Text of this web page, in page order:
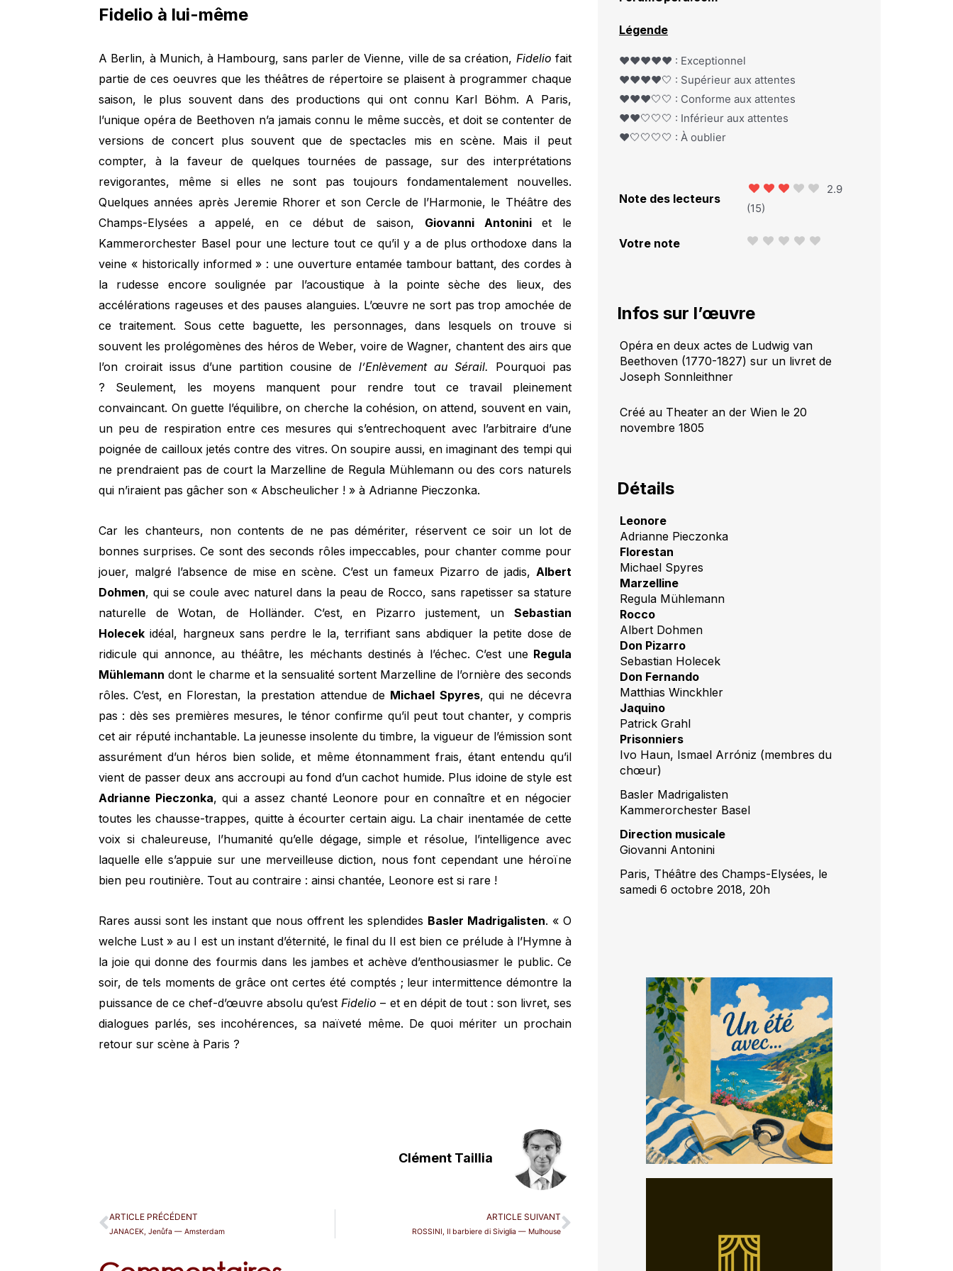
Fidelio à lui-même
A Berlin, à Munich, à Hambourg, sans parler de Vienne, ville de sa création, Fidelio fait
partie de ces oeuvres que les théâtres de répertoire se plaisent à programmer chaque
saison, le plus souvent dans des productions qui ont connu Karl Böhm. A Paris,
l’unique opéra de Beethoven n’a jamais connu le même succès, et doit se contenter de
versions de concert plus souvent que de spectacles mis en scène. Mais il peut
compter, à la faveur de quelques tournées de passage, sur des interprétations
revigorantes, même si elles ne sont pas toujours fondamentalement nouvelles.
Quelques années après Jeremie Rhorer et son Cercle de l’Harmonie, le Théâtre des
Champs-Elysées a appelé, en ce début de saison, Giovanni Antoniniet le
Kammerorchester Basel pour une lecture tout ce qu’il y a de plus orthodoxe dans la
veine « historically informed » : une ouverture entamée tambour battant, des cordes à
la rudesse encore soulignée par l’acoustique à la pointe sèche des lieux, des
accélérations rageuses et des pauses alanguies. L’œuvre ne sort pas trop amochée de
ce traitement. Sous cette baguette, les personnages, dans lesquels on trouve si
souvent les prolégomènes des héros de Weber, voire de Wagner, chantent des airs que
l’on croirait issus d’une partition cousine de l’Enlèvement au Sérail. Pourquoi pas
? Seulement, les moyens manquent pour rendre tout ce travail pleinement
convaincant. On guette l’équilibre, on cherche la cohésion, on attend, souvent en vain,
un peu de respiration entre ces mesures qui s’entrechoquent avec l’arbitraire d’une
poignée de cailloux jetés contre des vitres. On soupire aussi, en imaginant des tempi qui
ne prendraient pas de court la Marzelline de Regula Mühlemann ou des cors naturels
qui n’iraient pas gâcher son « Abscheulicher ! » à Adrianne Pieczonka.
Car les chanteurs, non contents de ne pas démériter, réservent ce soir un lot de
bonnes surprises. Ce sont des seconds rôles impeccables, pour chanter comme pour
jouer, malgré l’absence de mise en scène. C’est un fameux Pizarro de jadis, Albert
Dohmen, qui se coule avec naturel dans la peau de Rocco, sans rapetisser sa stature
naturelle de Wotan, de Holländer. C’est, en Pizarro justement, un Sebastian
Holecek idéal, hargneux sans perdre le la, terrifiant sans abdiquer la petite dose de
ridicule qui annonce, au théâtre, les méchants destinés à l’échec. C’est uneRegula
Mühlemann dont le charme et la sensualité sortent Marzelline de l’ornière des seconds
rôles. C’est, en Florestan, la prestation attendue de Michael Spyres, qui ne décevra
pas : dès ses premières mesures, le ténor confirme qu’il peut tout chanter, y compris
cet air réputé inchantable. La jeunesse insolente du timbre, la vigueur de l’émission sont
assurément d’un héros bien solide, et même étonnamment frais, étant entendu qu’il
vient de passer deux ans accroupi au fond d’un cachot humide. Plus idoine de style est
Adrianne Pieczonka, qui a assez chanté Leonore pour en connaître et en négocier
toutes les chausse-trappes, quitte à écourter certain aigu. La chair inentamée de cette
voix si chaleureuse, l’humanité qu’elle dégage, simple et résolue, l’intelligence avec
laquelle elle s’appuie sur une merveilleuse diction, nous font cependant une héroïne
bien peu routinière. Tout au contraire : ainsi chantée, Leonore est si rare !
Rares aussi sont les instant que nous offrent les splendides Basler Madrigalisten. « O
welche Lust » au I est un instant d’éternité, le final du II est bien ce prélude à l’Hymne à
la joie qui donne des fourmis dans les jambes et achève d’enthousiasmer le public. Ce
soir, de tels moments de grâce ont certes été comptés ; leur intermittence démontre la
puissance de ce chef-d’œuvre absolu qu’estFidelio– et en dépit de tout : son livret, ses
dialogues parlés, ses incohérences, sa naïveté même. De quoi mériter un prochain
retour sur scène à Paris ?
Clément Taillia
ARTICLE PRÉCÉDENT
JANACEK, Jenůfa — Amsterdam
ARTICLE SUIVANT
ROSSINI, Il barbiere di Siviglia — Mulhouse
Légende
❤️❤️❤️❤️❤️ : Exceptionnel
❤️❤️❤️❤️🤍 : Supérieur aux attentes
❤️❤️❤️🤍🤍 : Conforme aux attentes
❤️❤️🤍🤍🤍 : Inférieur aux attentes
❤️🤍🤍🤍🤍 : À oublier
Note des lecteurs
2.9
(15)
Votre note
Infos sur l’œuvre
Opéra en deux actes de Ludwig van
Beethoven (1770-1827) sur un livret de
Joseph Sonnleithner
Créé au Theater an der Wien le 20
novembre 1805
Détails
Leonore
Adrianne Pieczonka
Florestan
Michael Spyres
Marzelline
Regula Mühlemann
Rocco
Albert Dohmen
Don Pizarro
Sebastian Holecek
Don Fernando
Matthias Winckhler
Jaquino
Patrick Grahl
Prisonniers
Ivo Haun, Ismael Arróniz (membres du
chœur)
Basler Madrigalisten
Kammerorchester Basel
Direction musicale
Giovanni Antonini
Paris, Théâtre des Champs-Elysées, le
samedi 6 octobre 2018, 20h